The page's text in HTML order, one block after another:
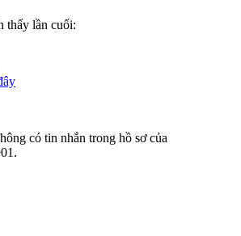
thấy lần cuối:
có tin nhắn trong hồ sơ của